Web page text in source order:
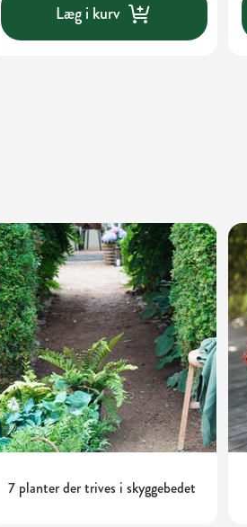
Læg i kurv
7 planter der trives i skyggebedet